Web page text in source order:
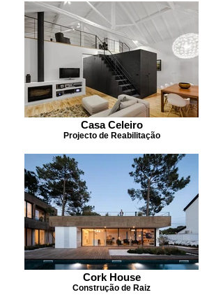
Casa Celeiro
Projecto de Reabilitação
Cork House
Construção de Raiz